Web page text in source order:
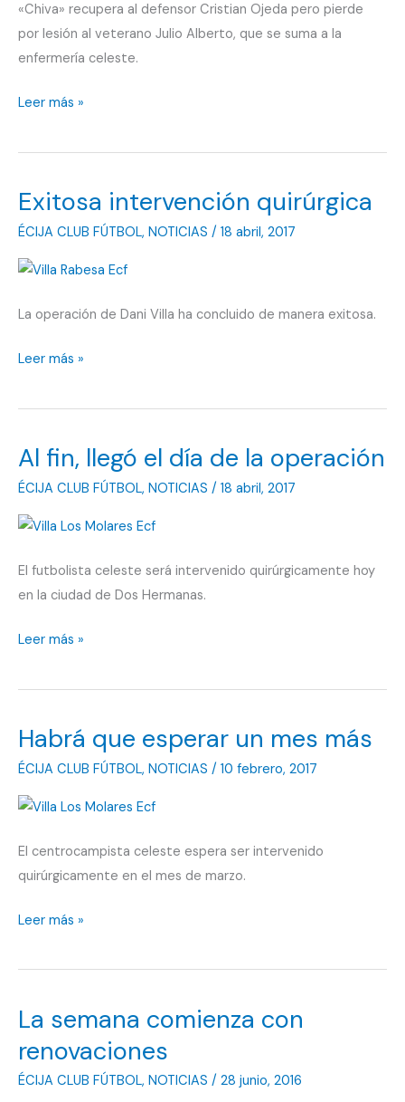
«Chiva» recupera al defensor Cristian Ojeda pero pierde
por lesión al veterano Julio Alberto, que se suma a la
enfermería celeste.
La
del
CF
debe
primero
el
luego
en
el
Leer más »
Exitosa intervención quirúrgica
ÉCIJA CLUB FÚTBOL, NOTICIAS / 18 abril, 2017
La operación de Dani Villa ha concluido de manera exitosa.
Exitosa
quirúrgica
Leer más »
Al fin, llegó el día de la operación
ÉCIJA CLUB FÚTBOL, NOTICIAS / 18 abril, 2017
El futbolista celeste será intervenido quirúrgicamente hoy
en la ciudad de Dos Hermanas.
Al
llegó
día
de
operación
Leer más »
Habrá que esperar un mes más
ÉCIJA CLUB FÚTBOL, NOTICIAS / 10 febrero, 2017
El centrocampista celeste espera ser intervenido
quirúrgicamente en el mes de marzo.
Habrá
esperar
mes
Leer más »
La semana comienza con
renovaciones
ÉCIJA CLUB FÚTBOL, NOTICIAS / 28 junio, 2016